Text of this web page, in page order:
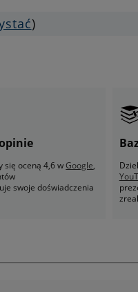
)
się oceną 4,6 wGoogle,
swoje doświadczenia